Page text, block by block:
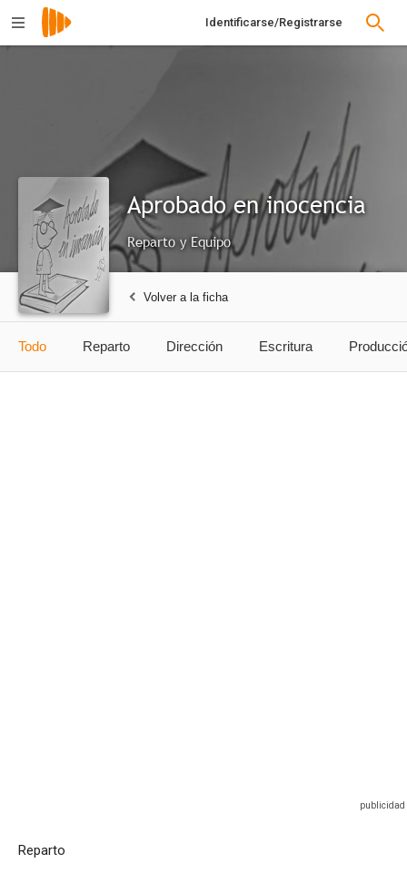
Identificarse/Registrarse
Aprobado en inocencia
Reparto y Equipo
Volver a la ficha
Todo Reparto Dirección Escritura
Reparto